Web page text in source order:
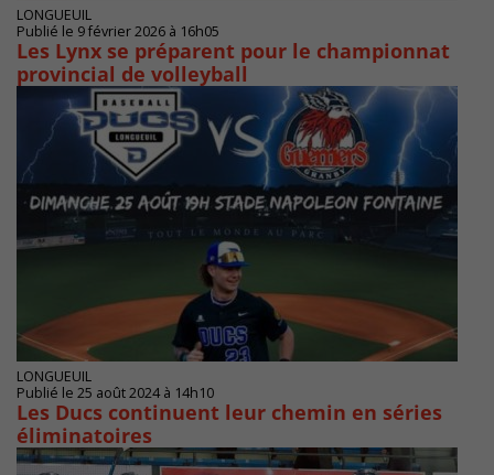
LONGUEUIL
Publié le 9 février 2026 à 16h05
Les Lynx se préparent pour le championnat
provincial de volleyball
LONGUEUIL
Publié le 25 août 2024 à 14h10
Les Ducs continuent leur chemin en séries
éliminatoires